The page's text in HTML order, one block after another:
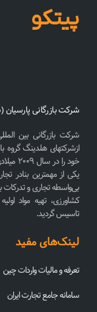
پیتکو
شرکت بازرگانی پارسیان
شرکت بازرگانی بین
ازشرکتهای هلدینگ گروه
خود
یکی از مهمترین بنادر
بی‌واسطه تجاری و تدرکات
کشاورزی، تهیه مواد
تاسیس گردید.
لینک‌های مفید
تعرفه و مالیات واردات چین
سامانه جامع تجارت ایران